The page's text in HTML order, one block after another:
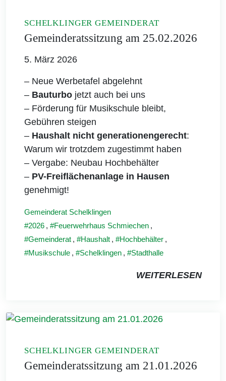
SCHELKLINGER GEMEINDERAT
Gemeinderatssitzung am 25.02.2026
5. März 2026
– Neue Werbetafel abgelehnt
– Bauturbo jetzt auch bei uns
– Förderung für Musikschule bleibt,
Gebühren steigen
– Haushalt nicht generationengerecht:
Warum wir trotzdem zugestimmt haben
– Vergabe: Neubau Hochbehälter
– PV-Freiflächenanlage in Hausen
genehmigt!
Gemeinderat Schelklingen
2026 , Feuerwehrhaus Schmiechen ,
Gemeinderat , Haushalt , Hochbehälter ,
Musikschule , Schelklingen , Stadthalle
WEITERLESEN
SCHELKLINGER GEMEINDERAT
Gemeinderatssitzung am 21.01.2026